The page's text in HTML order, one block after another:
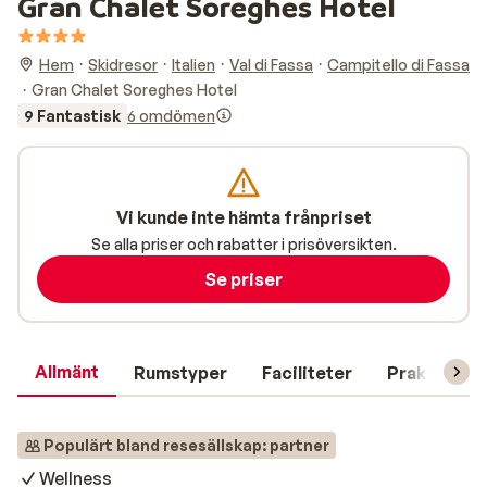
Hem Skidresor Italien Val di Fassa
Campitello di Fassa
Gran Chalet Soreghes Hotel
9 Fantastisk 6 omdömen
Allmänt Rumstyper Faciliteter Praktisk
Populärt bland resesällskap: partner
Wellness
Vi kunde inte hämta frånpriset
Se alla priser och rabatter i prisöversikten.
Se priser